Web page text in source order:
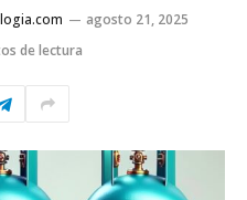
agosto 21, 2025
de lectura